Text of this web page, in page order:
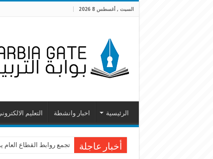
السبت , أغسطس 8 2026
الرئيسية اخبار وانشطة التعليم
أخبار عاجلة تجمع روابط القطاع العام